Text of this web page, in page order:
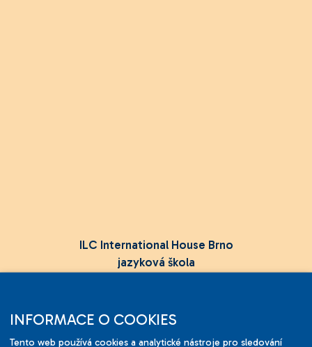
ILC International House Brno
jazyková škola
INFORMACE O COOKIES
Tento web používá cookies a analytické nástroje pro sledování